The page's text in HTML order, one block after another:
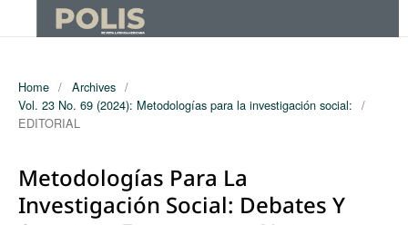
Home / Archives /
Vol. 23 No. 69 (2024): Metodologías para la investigación social: /
EDITORIAL
Metodologías Para La
Investigación Social: Debates Y